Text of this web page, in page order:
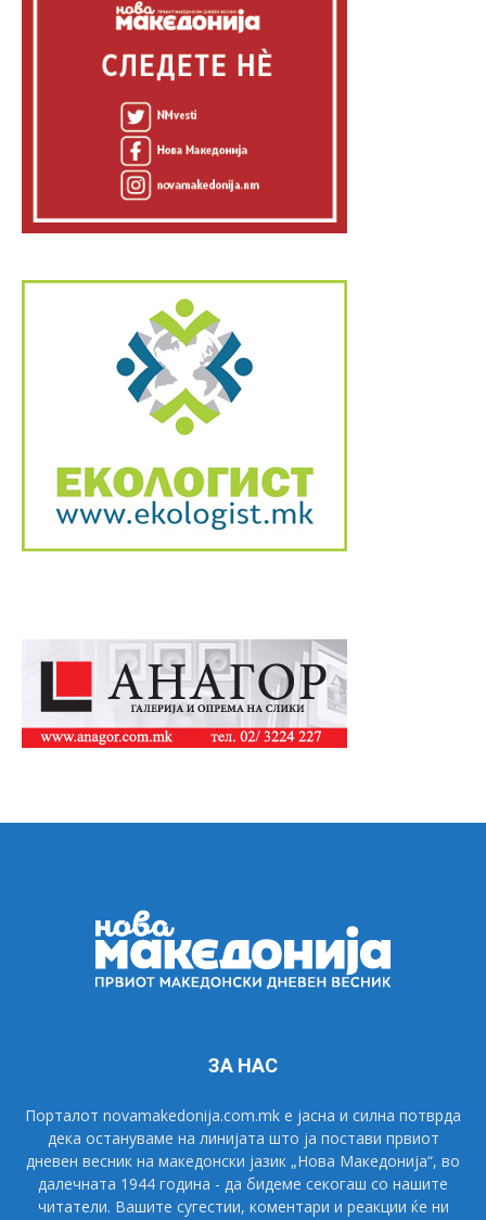
ЗА НАС
Порталот novamakedonija.com.mk е јасна и силна потврда
дека остануваме на линијата што ја постави првиот
дневен весник на македонски јазик „Нова Македонија“, во
далечната 1944 година - да бидеме секогаш со нашите
читатели. Вашите сугестии, коментари и реакции ќе ни